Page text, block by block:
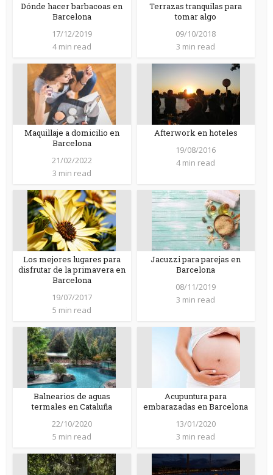
Dónde hacer barbacoas en
Barcelona
17/12/2019
4 min read
Terrazas tranquilas para
tomar algo
09/10/2018
3 min read
Maquillaje a domicilio en
Barcelona
21/02/2022
3 min read
Afterwork en hoteles
19/08/2016
4 min read
Los mejores lugares para
disfrutar de la primavera en
Barcelona
19/07/2017
5 min read
Jacuzzi para parejas en
Barcelona
08/11/2019
3 min read
Balnearios de aguas
termales en Cataluña
22/10/2020
5 min read
Acupuntura para
embarazadas en Barcelona
13/01/2020
3 min read